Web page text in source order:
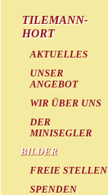
TILEMANN-
HORT
AKTUELLES
UNSER
ANGEBOT
WIR ÜBER UNS
DER
MINISEGLER
BILDER
FREIE STELLEN
SPENDEN